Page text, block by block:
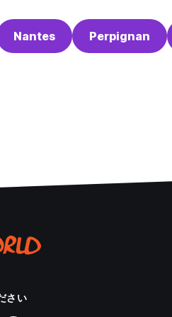
Nantes Perpignan
さい